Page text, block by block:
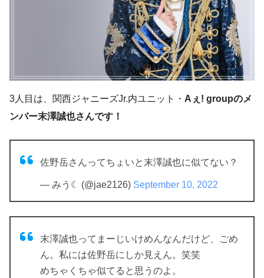
3人目は、関西ジャニーズJr.内ユニット・ Aぇ! groupのメ
ンバー末澤誠也さんです！
佐野岳さんってちょいと末澤誠也に似てない？
— みう☾ (@jae2126) September 10, 2022
末澤誠也ってまーじいけめんなんだけど、ごめ
ん。私には佐野岳にしか見えん。笑笑
めちゃくちゃ似てると思うのよ。